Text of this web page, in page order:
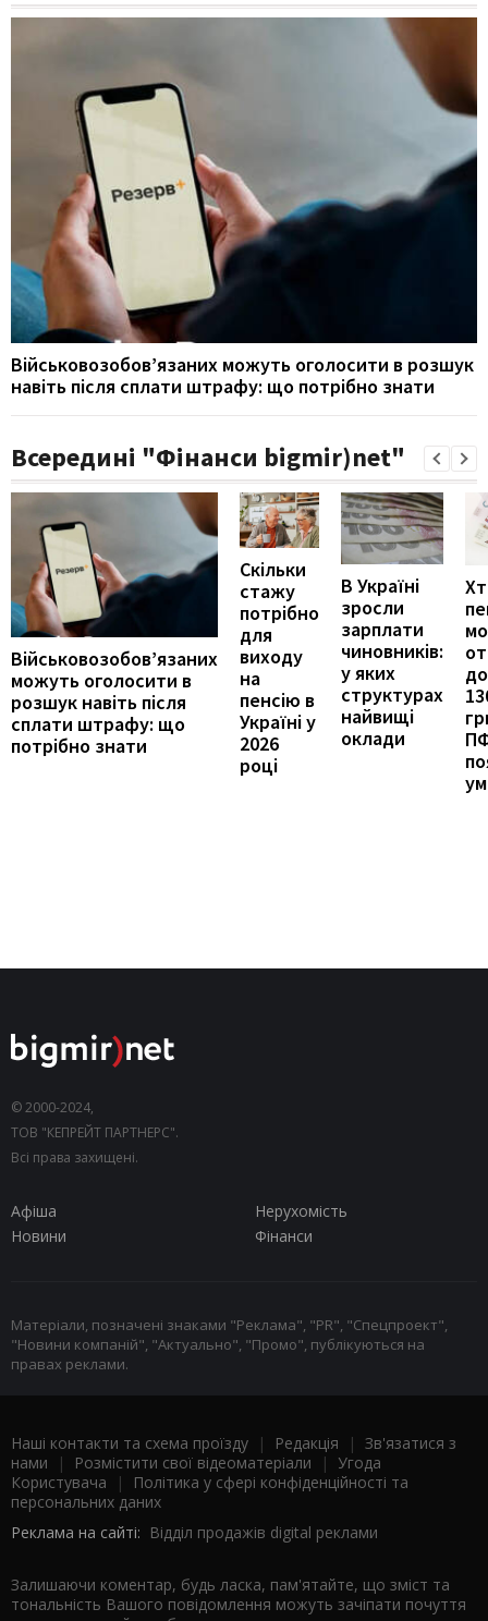
Військовозобов’язаних можуть оголосити в розшук
навіть після сплати штрафу: що потрібно знати
Всередині "Фінанси bigmir)net"
Військовозобов’язаних
можуть оголосити в
розшук навіть після
сплати штрафу: що
потрібно знати
Скільки
стажу
потрібно
для
виходу
на
пенсію в
Україні у
2026
році
В Україні
зросли
зарплати
чиновників:
у яких
структурах
найвищі
оклади
© 2000-2024,
ТОВ "КЕПРЕЙТ ПАРТНЕРС".
Всі права захищені.
Афіша
Нерухомість
Новини
Фінанси
Матеріали, позначені знаками "Реклама", "PR", "Спецпроект",
"Новини компаній", "Актуально", "Промо", публікуються на
правах реклами.
Наші контакти та схема проїзду | Редакція | Зв'язатися з
нами | Розмістити свої відеоматеріали | Угода
Користувача |
Політика у сфері конфіденційності та
персональних даних
Реклама на сайті: Відділ продажів digital реклами
Залишаючи коментар, будь ласка, пам'ятайте, що зміст та
тональність Вашого повідомлення можуть зачіпати почуття